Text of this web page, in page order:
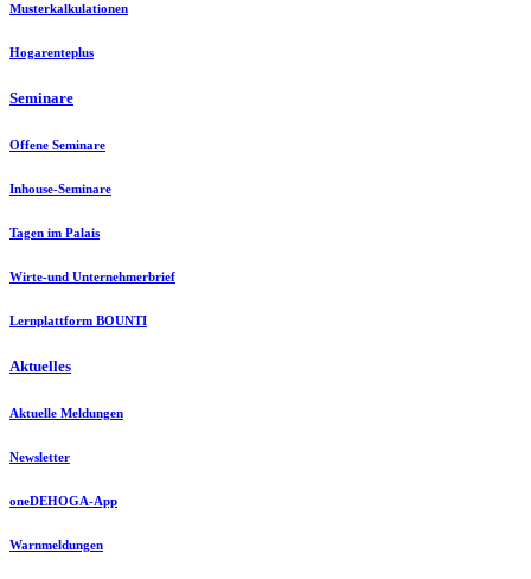
Musterkalkulationen
Hogarenteplus
Seminare
Offene Seminare
Inhouse-Seminare
Tagen im Palais
Wirte-und Unternehmerbrief
Lernplattform BOUNTI
Aktuelles
Aktuelle Meldungen
Newsletter
oneDEHOGA-App
Warnmeldungen